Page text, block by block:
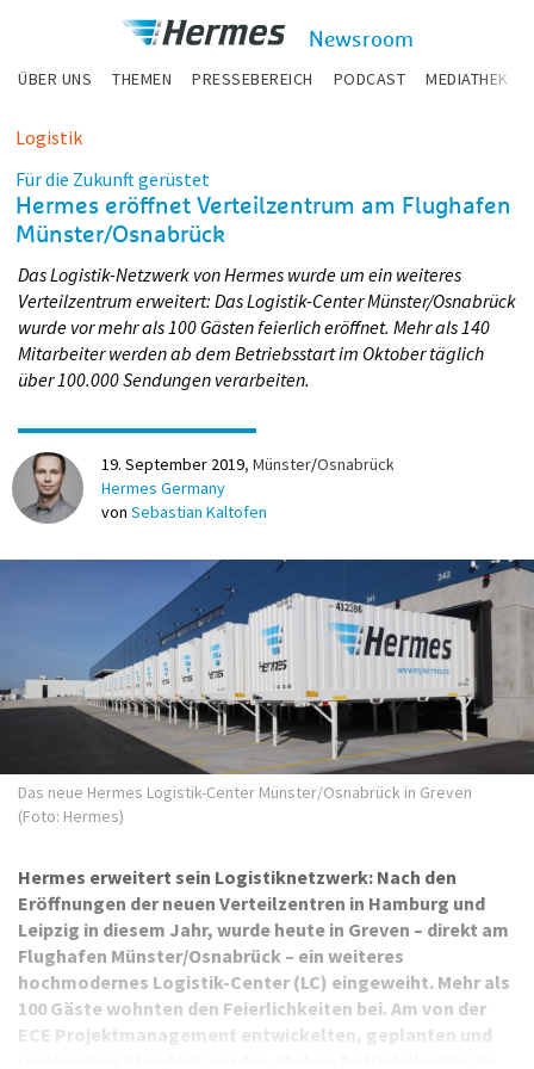
Newsroom
ÜBER UNS THEMEN PRESSEBEREICH PODCAST MEDIATHEK
Logistik
Für die Zukunft gerüstet
Hermes eröffnet Verteilzentrum am Flughafen
Münster/Osnabrück
Das Logistik-Netzwerk von Hermes wurde um ein weiteres
Verteilzentrum erweitert: Das Logistik-Center Münster/Osnabrück
wurde vor mehr als 100 Gästen feierlich eröffnet. Mehr als 140
Mitarbeiter werden ab dem Betriebsstart im Oktober täglich
über 100.000 Sendungen verarbeiten.
19. September 2019 Münster/Osnabrück
Hermes Germany
von Sebastian Kaltofen
Das neue Hermes Logistik-Center Münster/Osnabrück in Greven
(Foto: Hermes)
Hermes erweitert sein Logistiknetzwerk: Nach den
Eröffnungen der neuen Verteilzentren in Hamburg und
Leipzig in diesem Jahr, wurde heute in Greven – direkt am
Flughafen Münster/Osnabrück – ein weiteres
hochmodernes Logistik-Center (LC) eingeweiht. Mehr als
100 Gäste wohnten den Feierlichkeiten bei. Am von der
ECE Projektmanagement entwickelten, geplanten und